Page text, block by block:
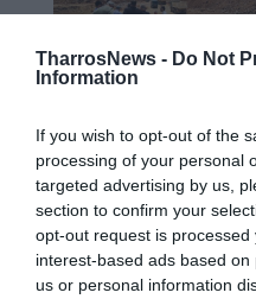
TharrosNews - Do Not
Information
If you wish to opt-out of the
processing of your personal
targeted advertising by us,
section to confirm your
opt-out request is
interest-based ads based
us or personal information